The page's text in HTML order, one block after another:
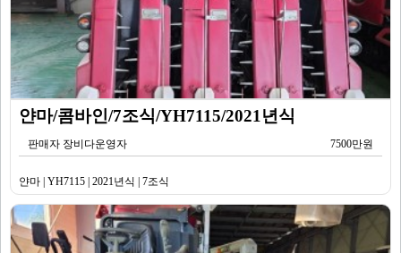
얀마/콤바인/7조식/YH7115/2021년식
판매자 장비다운영자 7500만원
얀마 | YH7115 | 2021년식 | 7조식